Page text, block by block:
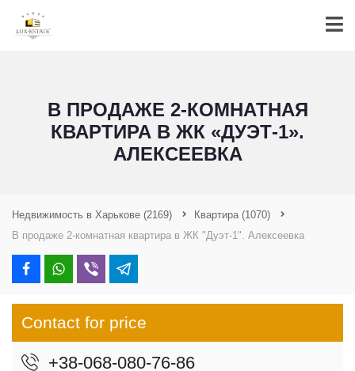
В ПРОДАЖЕ 2-КОМНАТНАЯ
КВАРТИРА В ЖК «ДУЭТ-1».
АЛЕКСЕЕВКА
Недвижимость в Харькове (2169) Квартира (1070)
В продаже 2-комнатная квартира в ЖК "Дуэт-1". Алексеевка
Contact for price
+38-068-080-76-86